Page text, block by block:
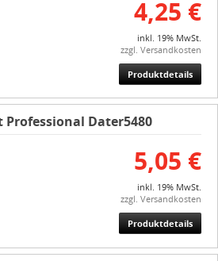
4,25 €
inkl. 19% MwSt.
zzgl. Versandkosten
Produktdetails
Professional Dater5480
5,05 €
inkl. 19% MwSt.
zzgl. Versandkosten
Produktdetails